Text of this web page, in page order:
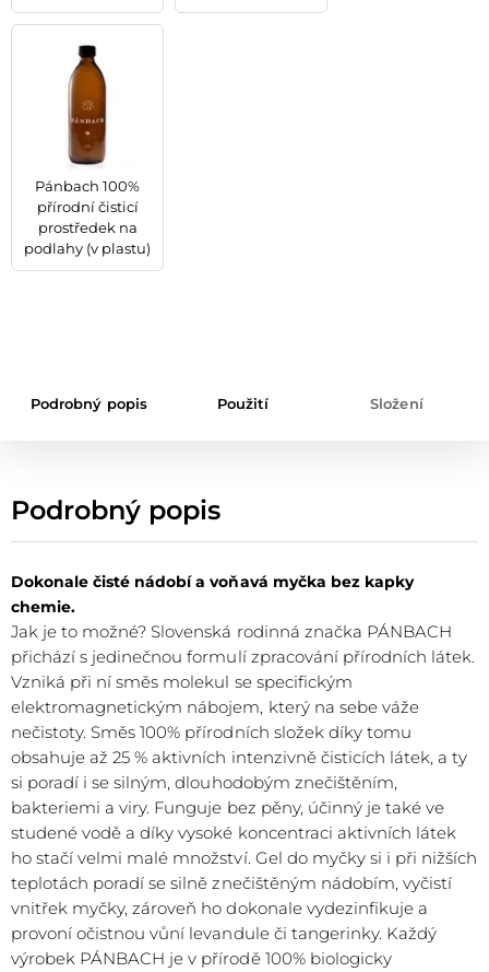
Pánbach 100%
přírodní čisticí
prostředek na
podlahy (v plastu)
Podrobný popis Použití Složení
Podrobný popis
Dokonale čisté nádobí a voňavá myčka bez kapky
chemie.
Jak je to možné? Slovenská rodinná značka PÁNBACH
přichází s jedinečnou formulí zpracování přírodních látek.
Vzniká při ní směs molekul se specifickým
elektromagnetickým nábojem, který na sebe váže
nečistoty. Směs 100% přírodních složek díky tomu
obsahuje až 25 % aktivních intenzivně čisticích látek, a ty
si poradí i se silným, dlouhodobým znečištěním,
bakteriemi a viry. Funguje bez pěny, účinný je také ve
studené vodě a díky vysoké koncentraci aktivních látek
ho stačí velmi malé množství. Gel do myčky si i při nižších
teplotách poradí se silně znečištěným nádobím, vyčistí
vnitřek myčky, zároveň ho dokonale vydezinfikuje a
provoní očistnou vůní levandule či tangerinky. Každý
výrobek PÁNBACH je v přírodě 100% biologicky